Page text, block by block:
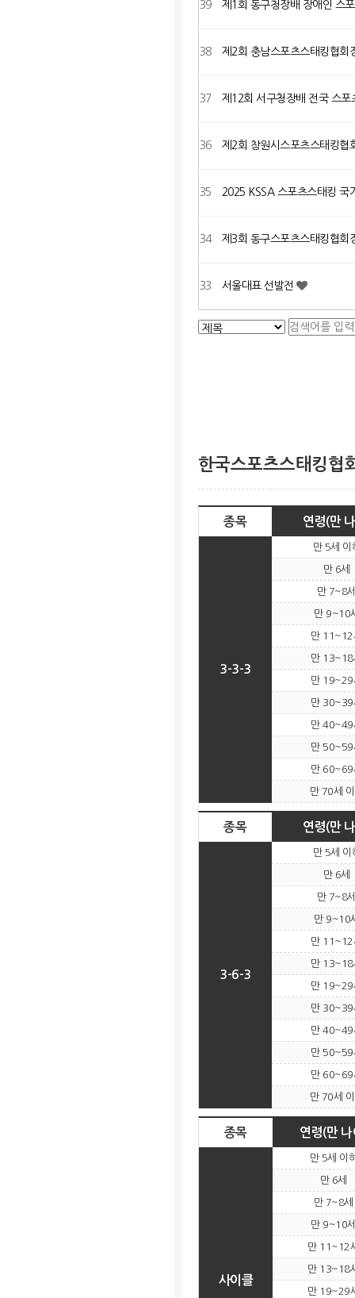
39 제1회 동구청장배 장애인 스
38 제2회 충남스포츠스태킹협회
37 제12회 서구청장배 전국 스
36 제2회 창원시스포츠스태킹
35 2025 KSSA 스포츠스태킹
34 제3회 동구스포츠스태킹협
33 서울대표 선발전
한국스포츠스태킹협
종목 연령(만
3-3-3
만 5세 이
만 6세
만 7~8
만 9~10
만 11~12
만 13~18
만 19~29
만 30~39
만 40~49
만 50~59
만 60~69
만 70세
종목 연령(만
3-6-3
만 5세 이
만 6세
만 7~8
만 9~10
만 11~12
만 13~18
만 19~29
만 30~39
만 40~49
만 50~59
만 60~69
만 70세
종목 연령(만
사이클
만 5세 이
만 6세
만 7~8세
만 9~10
만 11~12
만 13~18
만 19~29